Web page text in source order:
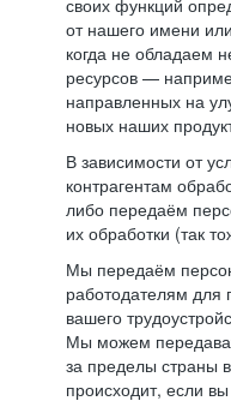
своих функций
от нашего имени
когда не обладаем
ресурсов —
направленных на
новых наших
В зависимости от
контрагентам
либо передаём
их обработки (так
Мы передаём
работодателям для
вашего
Мы можем
за пределы страны
происходит, если